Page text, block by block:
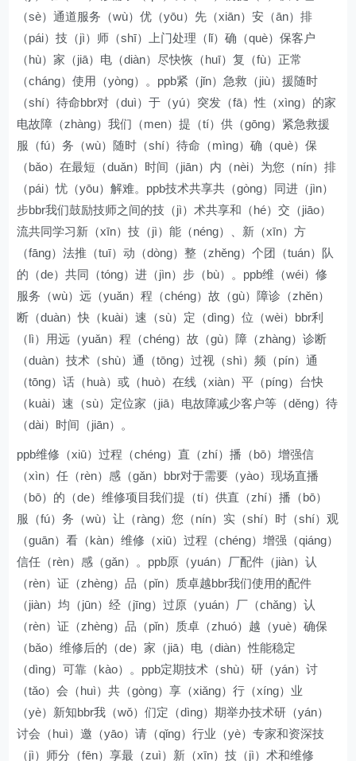
（sè）通道服务（wù）优（yōu）先（xiān）安（ān）排
（pái）技（jì）师（shī）上门处理（lǐ）确（què）保客户
（hù）家（jiā）电（diàn）尽快恢（huī）复（fù）正常
（cháng）使用（yòng）。ppb紧（jǐn）急救（jiù）援随时
（shí）待命bbr对（duì）于（yú）突发（fā）性（xìng）的家
电故障（zhàng）我们（men）提（tí）供（gōng）紧急救援
服（fú）务（wù）随时（shí）待命（mìng）确（què）保
（bǎo）在最短（duǎn）时间（jiān）内（nèi）为您（nín）排
（pái）忧（yōu）解难。ppb技术共享共（gòng）同进（jìn）
步bbr我们鼓励技师之间的技（jì）术共享和（hé）交（jiāo）
流共同学习新（xīn）技（jì）能（néng）、新（xīn）方
（fāng）法推（tuī）动（dòng）整（zhěng）个团（tuán）队
的（de）共同（tóng）进（jìn）步（bù）。ppb维（wéi）修
服务（wù）远（yuǎn）程（chéng）故（gù）障诊（zhěn）
断（duàn）快（kuài）速（sù）定（dìng）位（wèi）bbr利
（lì）用远（yuǎn）程（chéng）故（gù）障（zhàng）诊断
（duàn）技术（shù）通（tōng）过视（shì）频（pín）通
（tōng）话（huà）或（huò）在线（xiàn）平（píng）台快
（kuài）速（sù）定位家（jiā）电故障减少客户等（děng）待
（dài）时间（jiān）。
ppb维修（xiū）过程（chéng）直（zhí）播（bō）增强信
（xìn）任（rèn）感（gǎn）bbr对于需要（yào）现场直播
（bō）的（de）维修项目我们提（tí）供直（zhí）播（bō）
服（fú）务（wù）让（ràng）您（nín）实（shí）时（shí）观
（guān）看（kàn）维修（xiū）过程（chéng）增强（qiáng）
信任（rèn）感（gǎn）。ppb原（yuán）厂配件（jiàn）认
（rèn）证（zhèng）品（pǐn）质卓越bbr我们使用的配件
（jiàn）均（jūn）经（jīng）过原（yuán）厂（chǎng）认
（rèn）证（zhèng）品（pǐn）质卓（zhuó）越（yuè）确保
（bǎo）维修后的（de）家（jiā）电（diàn）性能稳定
（dìng）可靠（kào）。ppb定期技术（shù）研（yán）讨
（tǎo）会（huì）共（gòng）享（xiǎng）行（xíng）业
（yè）新知bbr我（wǒ）们定（dìng）期举办技术研（yán）
讨会（huì）邀（yāo）请（qǐng）行业（yè）专家和资深技
（jì）师分（fēn）享最（zuì）新（xīn）技（jì）术和维修